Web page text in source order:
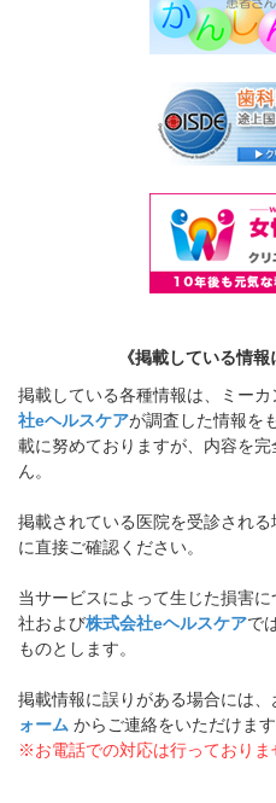
《掲載している情
掲載している各種情報は、ミー
社eヘルスケアが調査した情報を
載に努めておりますが、内容を
ん。
掲載されている医院を受診され
に直接ご確認ください。
当サービスによって生じた損害
社および株式会社eヘルスケアで
ものとします。
掲載情報に誤りがある場合には、
ォーム からご連絡をいただけま
※お電話での対応は行っておりま